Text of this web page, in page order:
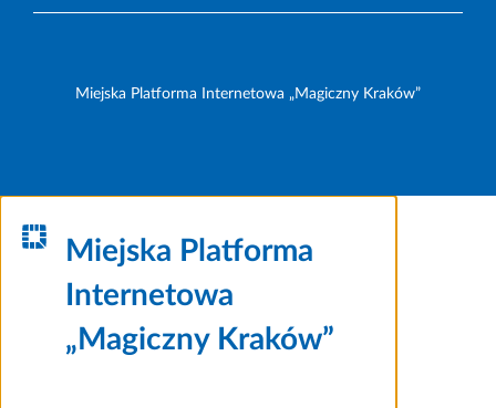
Miejska Platforma Internetowa „Magiczny Kraków”
Miejska Platforma
Internetowa
„Magiczny Kraków”